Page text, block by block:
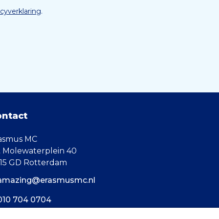
.
MC
Molewaterplein 40
GD Rotterdam
704 0704